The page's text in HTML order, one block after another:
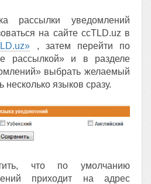
рассылки уведомлений
на сайте ccTLD.uz в
, затем перейти по
рассылкой» и в разделе
выбрать желаемый
языков сразу.
что по умолчанию
приходит на адрес